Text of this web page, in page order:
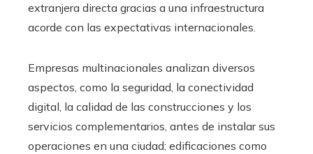
extranjera directa gracias a una infraestructura
acorde con las expectativas internacionales.
Empresas multinacionales analizan diversos
aspectos, como la seguridad, la conectividad
digital, la calidad de las construcciones y los
servicios complementarios, antes de instalar sus
operaciones en una ciudad; edificaciones como